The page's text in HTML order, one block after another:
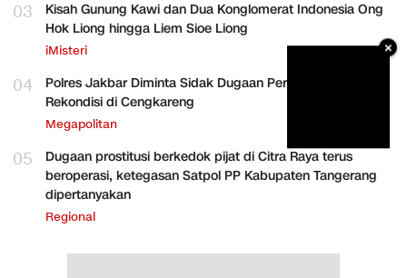
03
Kisah Gunung Kawi dan Dua Konglomerat Indonesia Ong
Hok Liong hingga Liem Sioe Liong
iMisteri
04
Polres Jakbar Diminta Sidak Dugaan Perakitan HP
Rekondisi di Cengkareng
Megapolitan
05
Dugaan prostitusi berkedok pijat di Citra Raya terus
beroperasi, ketegasan Satpol PP Kabupaten Tangerang
dipertanyakan
Regional
×